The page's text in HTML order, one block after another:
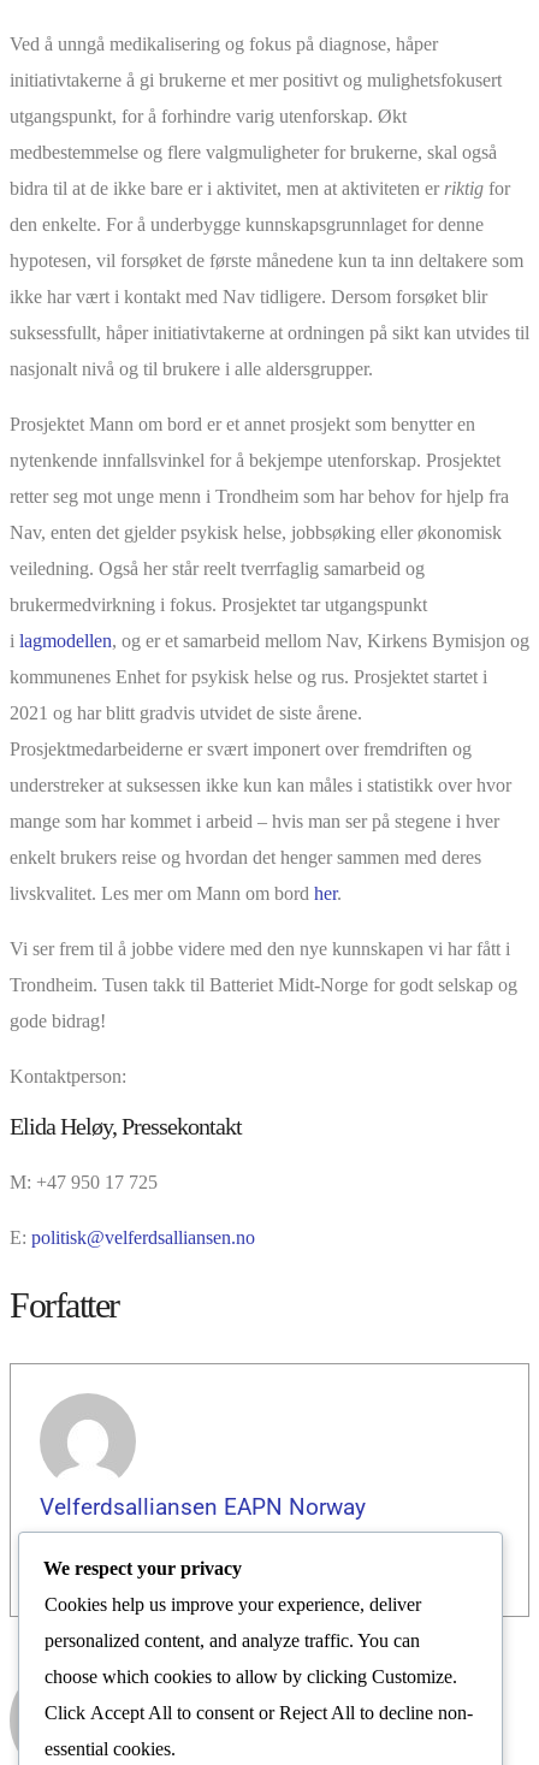
Ved å unngå medikalisering og fokus på diagnose, håper
initiativtakerne å gi brukerne et mer positivt og mulighetsfokusert
utgangspunkt, for å forhindre varig utenforskap. Økt
medbestemmelse og flere valgmuligheter for brukerne, skal også
bidra til at de ikke bare er i aktivitet, men at aktiviteten er riktig for
den enkelte. For å underbygge kunnskapsgrunnlaget for denne
hypotesen, vil forsøket de første månedene kun ta inn deltakere som
ikke har vært i kontakt med Nav tidligere. Dersom forsøket blir
suksessfullt, håper initiativtakerne at ordningen på sikt kan utvides til
nasjonalt nivå og til brukere i alle aldersgrupper.
Prosjektet Mann om bord er et annet prosjekt som benytter en
nytenkende innfallsvinkel for å bekjempe utenforskap. Prosjektet
retter seg mot unge menn i Trondheim som har behov for hjelp fra
Nav, enten det gjelder psykisk helse, jobbsøking eller økonomisk
veiledning. Også her står reelt tverrfaglig samarbeid og
brukermedvirkning i fokus. Prosjektet tar utgangspunkt
i lagmodellen, og er et samarbeid mellom Nav, Kirkens Bymisjon og
kommunenes Enhet for psykisk helse og rus. Prosjektet startet i
2021 og har blitt gradvis utvidet de siste årene.
Prosjektmedarbeiderne er svært imponert over fremdriften og
understreker at suksessen ikke kun kan måles i statistikk over hvor
mange som har kommet i arbeid – hvis man ser på stegene i hver
enkelt brukers reise og hvordan det henger sammen med deres
livskvalitet. Les mer om Mann om bord her.
Vi ser frem til å jobbe videre med den nye kunnskapen vi har fått i
Trondheim. Tusen takk til Batteriet Midt-Norge for godt selskap og
gode bidrag!
Kontaktperson:
Elida Heløy, Pressekontakt
M: +47 950 17 725
E: politisk@velferdsalliansen.no
Forfatter
Velferdsalliansen EAPN Norway
Velferdsalliansen EAPN
Norway
We respect your privacy
Cookies help us improve your experience, deliver
personalized content, and analyze traffic. You can
choose which cookies to allow by clicking Customize.
Click Accept All to consent orReject All to decline non-
essential cookies.